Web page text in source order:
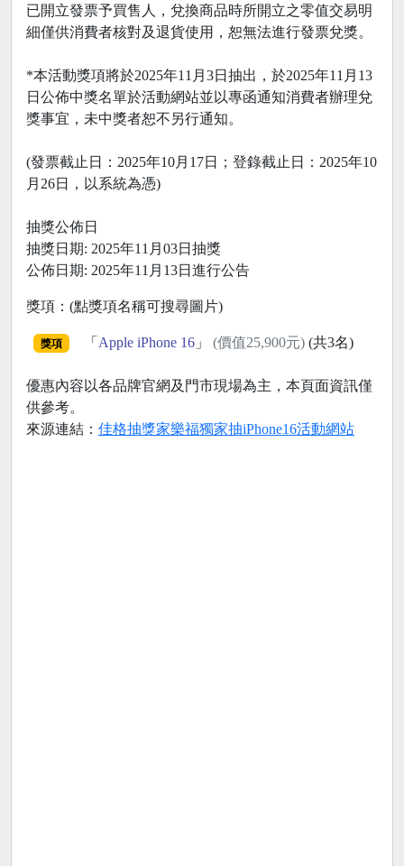
已開立發票予買售人，兌換商品時所開立之零值交易明
細僅供消費者核對及退貨使用，恕無法進行發票兌獎。
*本活動獎項將於2025年11月3日抽出，於2025年11月13
日公佈中獎名單於活動網站並以專函通知消費者辦理兌
獎事宜，未中獎者恕不另行通知。
(發票截止日：2025年10月17日；登錄截止日：2025年10
月26日，以系統為憑)
抽獎公佈日
抽獎日期: 2025年11月03日抽獎
公佈日期: 2025年11月13日進行公告
獎項：(點獎項名稱可搜尋圖片)
獎項 「 Apple iPhone 16」 (價值25,900元)(共3名)
優惠內容以各品牌官網及門市現場為主，本頁面資訊僅
供參考。
來源連結： 佳格抽獎家樂福獨家抽iPhone16活動網站